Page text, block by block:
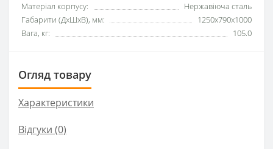
Матеріал корпусу:
Нержавіюча сталь
Габарити (ДхШхВ), мм:
1250x790x1000
Вага, кг:
105.0
Огляд товару
Характеристики
Відгуки (0)